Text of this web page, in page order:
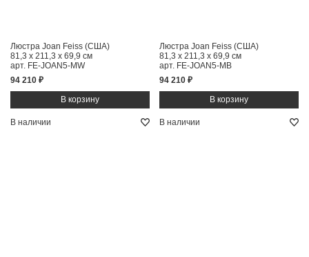
Люстра Joan Feiss (США)
81,3 x 211,3 x 69,9 см
арт. FE-JOAN5-MW
94 210 ₽
Люстра Joan Feiss (США)
81,3 x 211,3 x 69,9 см
арт. FE-JOAN5-MB
94 210 ₽
В наличии В наличии